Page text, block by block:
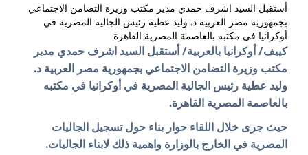
أستقبل السيد اشرف حمدي مدير مكتب وزيرة التضامن الاجتماعي
بجمهورية مصر العربية د. وليد عطية رئيس الجالية المصرية في
أوكرانيا في مكتبه بالعاصمة المصرية القاهرة
كييف/ أوكرانيا بالعربية/ أستقبل السيد اشرف حمدي مدير
مكتب وزيرة التضامن الاجتماعي بجمهورية مصر العربية د.
وليد عطية رئيس الجالية المصرية في أوكرانيا في مكتبه
بالعاصمة المصرية القاهرة.
حيث جرى خلال اللقاء حوار بناء حول تسجيل الجاليات
المصرية في الخارج بالوزارة واهمية ذلك لابناء الجاليات.